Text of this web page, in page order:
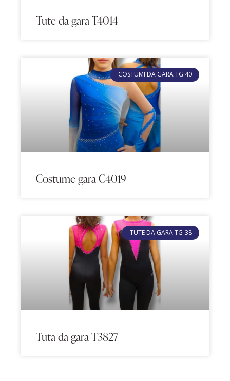
Tute da gara T4014
COSTUMI DA GARA TG 40
Costume gara C4019
TUTE DA GARA TG-38
Tuta da gara T3827